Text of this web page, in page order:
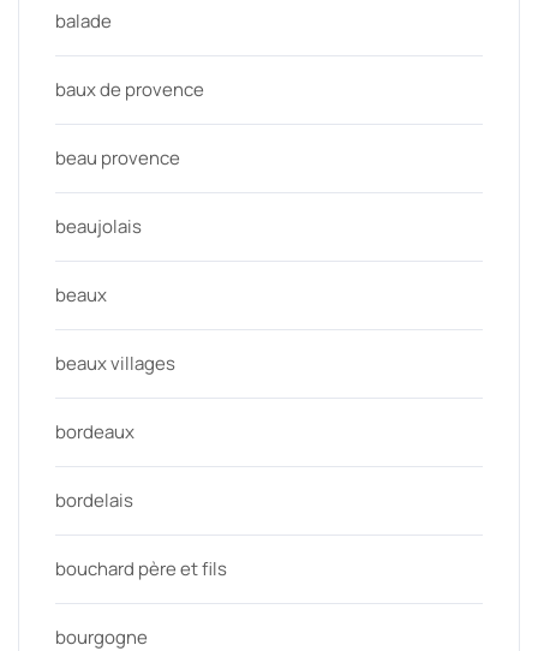
balade
baux de provence
beau provence
beaujolais
beaux
beaux villages
bordeaux
bordelais
bouchard père et fils
bourgogne